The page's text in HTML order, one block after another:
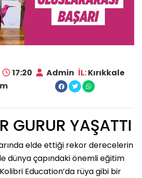
17:20 Admin İL:Kırıkkale
GURUR YAŞATTI
elde ettiği rekor derecelerin
dünya çapındaki önemli eğitim
Education’da rüya gibi bir